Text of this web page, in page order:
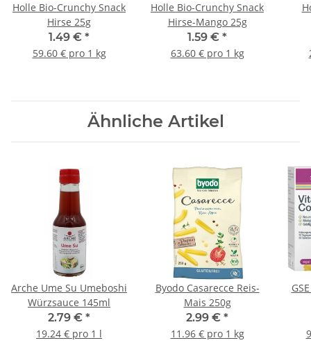
Holle Bio-Crunchy Snack
Hirse 25g
1.49 € *
59.60 € pro 1 kg
Holle Bio-Crunchy Snack
Hirse-Mango 25g
1.59 € *
63.60 € pro 1 kg
Ähnliche Artikel
Arche Ume Su Umeboshi
Würzsauce 145ml
2.79 € *
19.24 € pro 1 l
Byodo Casarecce Reis-
Mais 250g
2.99 € *
11.96 € pro 1 kg